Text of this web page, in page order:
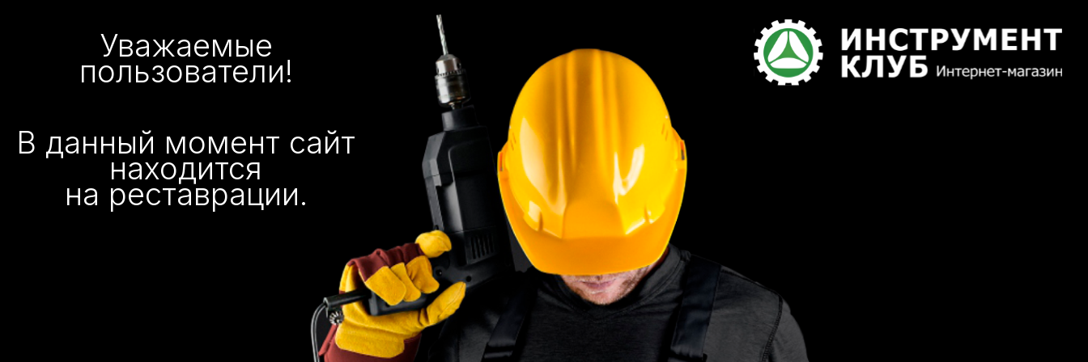
Уважаемые
пользователи!
В данный момент сайт
находится
на реставрации.